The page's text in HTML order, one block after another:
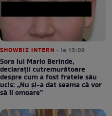
SHOWBIZ INTERN • la 13:09
Sora lui Mario Berinde,
declarații cutremurătoare
despre cum a fost fratele său
ucis: „Nu și-a dat seama că vor
să îl omoare”